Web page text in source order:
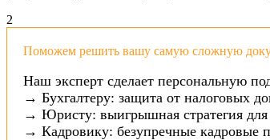
2
Поможем решить вашу самую сложную
Наш эксперт сделает персональную
→ Бухгалтеру: защита от налоговых
→ Юристу: выигрышная стратегия для
→ Кадровику: безупречные